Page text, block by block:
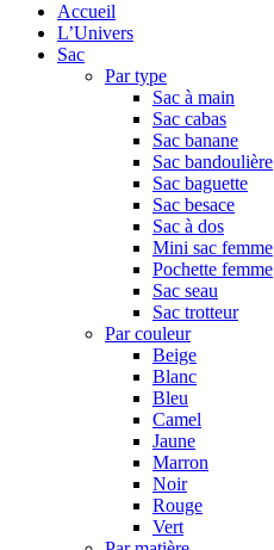
Accueil
L’Univers
Sac
Par type
Sac à main
Sac cabas
Sac banane
Sac bandoulière
Sac baguette
Sac besace
Sac à dos
Mini sac femme
Pochette femme
Sac seau
Sac trotteur
Par couleur
Beige
Blanc
Bleu
Camel
Jaune
Marron
Noir
Rouge
Vert